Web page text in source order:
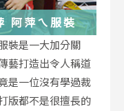
阿萍ㄟ服裝
裝是一大加分關
藝打造出令人稱道
是一位沒有學過裁
版都不是很擅長的